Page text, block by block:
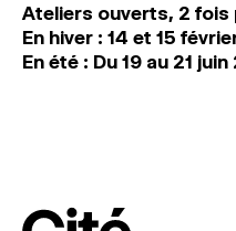
Ateliers ouverts, 2 fois
En hiver : 14 et 15
En été : Du 19 au 21